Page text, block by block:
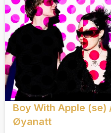
Boy With Apple
Øyanatt